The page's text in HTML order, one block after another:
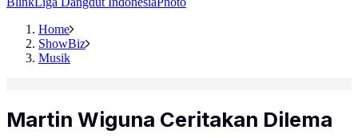
Home
ShowBiz
Musik
Martin Wiguna Ceritakan Dilema